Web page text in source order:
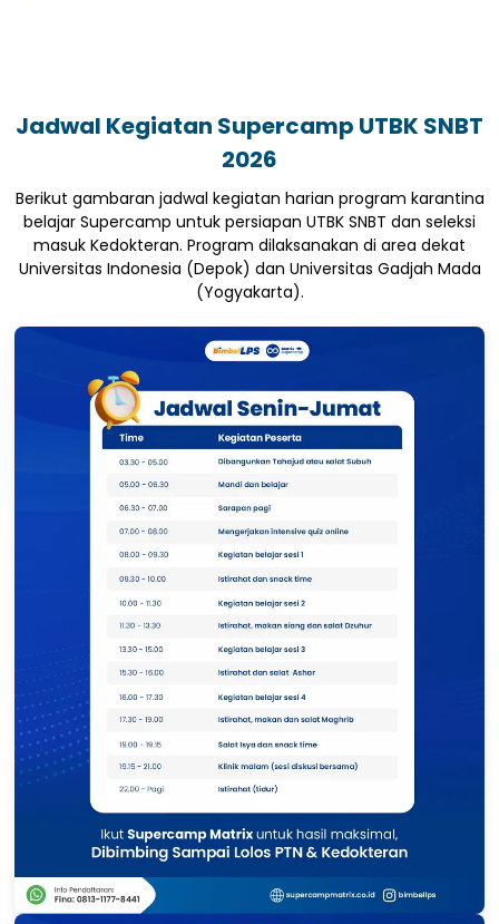
Jadwal Kegiatan Supercamp UTBK SNBT
2026
Berikut gambaran jadwal kegiatan harian program karantina
belajar Supercamp untuk persiapan UTBK SNBT dan seleksi
masuk Kedokteran. Program dilaksanakan di area dekat
Universitas Indonesia (Depok) dan Universitas Gadjah Mada
(Yogyakarta).